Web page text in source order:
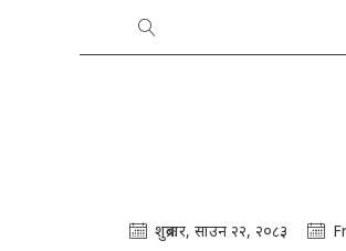
शुक्रबार, साउन २२, २०८३